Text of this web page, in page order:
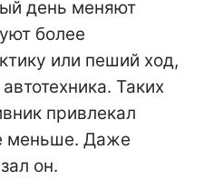
день меняют
более
или пеший ход,
Таких
привлекал
меньше. Даже
он.